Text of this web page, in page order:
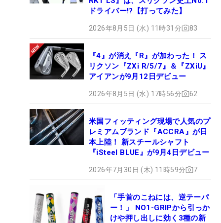
ドライバー!?【打ってみた】
2026年8月5日 (水) 11時31分 83
『4』が消え『R』が加わった！ ス
リクソン『ZXi R/5/7』＆『ZXiU』
アイアンが9月12日デビュー
2026年8月5日 (水) 17時56分 62
米国フィッティング現場で人気のプ
レミアムブランド『ACCRA』が日
本上陸！ 新スチールシャフト
『iSteel BLUE』が9月4日デビュー
2026年7月30日 (木) 11時59分 7
「手首のこねには、逆テーパ
ー！」 NO1-GRIPから引っか
けや押し出しに効く3種の新